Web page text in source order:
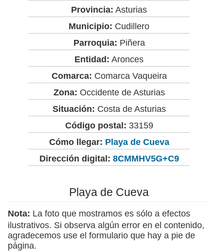
Provincia: Asturias
Municipio: Cudillero
Parroquia: Piñera
Entidad: Aronces
Comarca: Comarca Vaqueira
Zona: Occidente de Asturias
Situación: Costa de Asturias
Código postal: 33159
Cómo llegar: Playa de Cueva
Dirección digital: 8CMMHV5G+C9
Playa de Cueva
Nota: La foto que mostramos es sólo a efectos
ilustrativos. Si observa algún error en el contenido,
agradecemos use el formulario que hay a pie de
página.